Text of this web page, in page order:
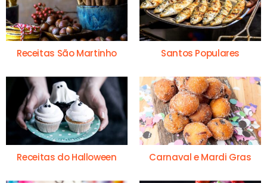
Receitas São Martinho Santos Populares
Receitas do Halloween Carnaval e Mardi Gras